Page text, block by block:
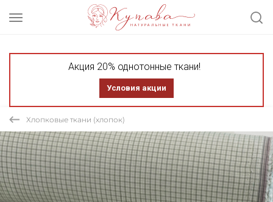
Акция 20% однотонные ткани!
Условия акции
Хлопковые ткани (хлопок)